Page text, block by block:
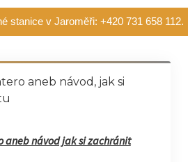
stanice v Jaroměři: +420 731 658 112.
aneb návod, jak si
aneb návod jak si zachránit